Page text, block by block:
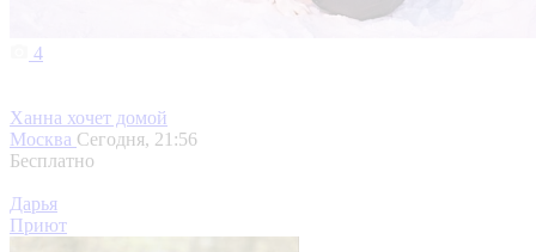
4
Ханна хочет домой
Москва Сегодня, 21:56
Бесплатно
Дарья
Приют